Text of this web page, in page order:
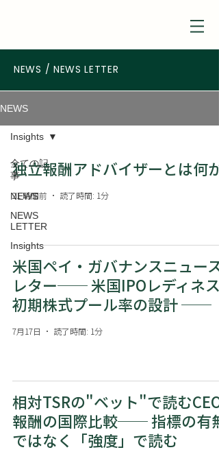
NEWS / NEWS LETTER
NEWS
全ての記
事
NEWS
NEWS
LETTER
Insights
Insights
独立報酬アドバイザーとは何か
21 時間前 読了時間: 1分
米国ペイ・ガバナンスニュース
レター── 米国IPOレディネス:
初期株式プール率の設計 ──
7月17日 読了時間: 1分
相対TSRの"ベット"で読むCEO
報酬の国際比較── 指標の有無
ではなく「強度」で読む